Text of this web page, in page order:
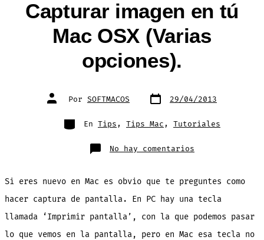
Capturar imagen en tú
Mac OSX (Varias
opciones).
Autor
de Por SOFTMACOS Fecha
de 29/04/2013
Categorías
En Tips , Tips Mac , Tutoriales
No hay comentarios
Capturar
Mac
(Varias
opciones).
Si eres nuevo en Mac es obvio que te preguntes como
hacer captura de pantalla. En PC hay una tecla
llamada ‘Imprimir pantalla’, con la que podemos pasar
lo que vemos en la pantalla, pero en Mac esa tecla no